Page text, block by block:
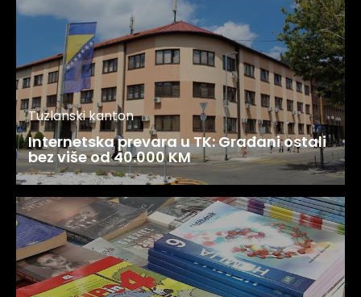
Tuzlanski kanton
Internetska prevara u TK: Građani ostali
bez više od 40.000 KM